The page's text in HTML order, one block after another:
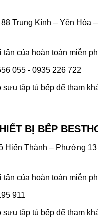
Trung Kính – Yên Hòa
tận của hoàn toàn miễn
055 - 0935 226 722
sưu tập tủ bếp để tham
BỊ BẾP
Hiến Thành – Phường 13
tận của hoàn toàn miễn
911
sưu tập tủ bếp để tham